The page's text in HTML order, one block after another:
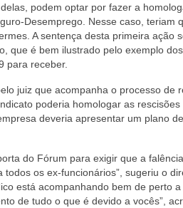
podem optar por fazer a
Desemprego. Nesse caso, teriam
A sentença desta primeira ação
que é bem ilustrado pelo exemplo dos
para receber.
juiz que acompanha o processo de
poderia homologar as
deveria apresentar um plano de
do Fórum para exigir que a
os ex-funcionários”, sugeriu o
está acompanhando bem de perto
de tudo o que é devido a vocês”,